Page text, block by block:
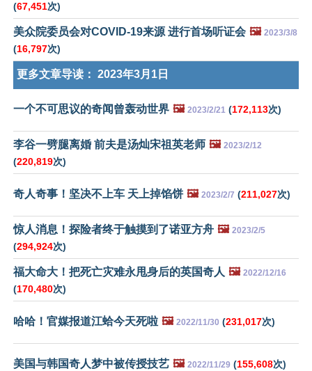
(67,451次)
美众院委员会对COVID-19来源 进行首场听证会 🖼️ 2023/3/8
(16,797次)
更多文章导读： 2023年3月1日
一个不可思议的奇闻曾轰动世界 🖼️ 2023/2/21 (172,113次)
李谷一劈腿离婚 前夫是汤灿宋祖英老师 🖼️ 2023/2/12
(220,819次)
奇人奇事！坚决不上车 天上掉馅饼 🖼️ 2023/2/7 (211,027次)
惊人消息！探险者终于触摸到了诺亚方舟 🖼️ 2023/2/5
(294,924次)
福大命大！把死亡灾难永甩身后的英国奇人 🖼️ 2022/12/16
(170,480次)
哈哈！官媒报道江蛤今天死啦 🖼️ 2022/11/30 (231,017次)
美国与韩国奇人梦中被传授技艺 🖼️ 2022/11/29 (155,608次)